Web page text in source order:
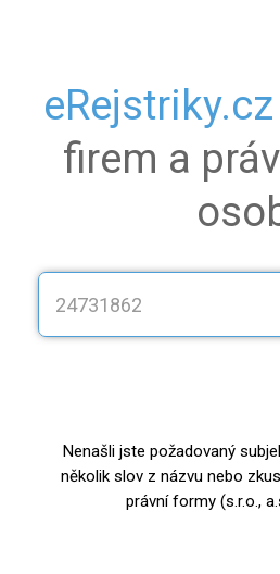
eRejstriky.cz
firem a
Nenašli jste požadovaný
několik slov z názvu nebo
právní formy (s.r.o.,